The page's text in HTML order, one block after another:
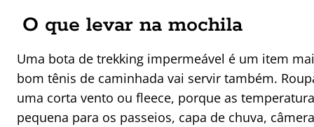
O que levar na mochila
Uma bota de trekking impermeável é um item
bom tênis de caminhada vai servir também.
uma corta vento ou fleece, porque as
pequena para os passeios, capa de chuva,